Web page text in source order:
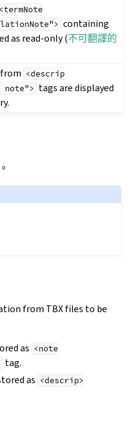
<termNote
containing
as read-only (不可翻譯的
<descrip
note"> tags are displayed
from TBX files to be
as <note
tag.
as <descrip>